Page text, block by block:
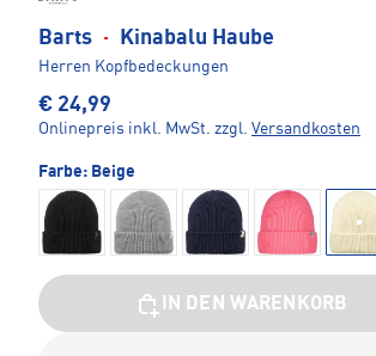
Barts · Kinabalu Haube
Herren Kopfbedeckungen
€ 24,99
Onlinepreis inkl. MwSt. zzgl. Versandkosten
Farbe: Beige
IN DEN WARENKORB